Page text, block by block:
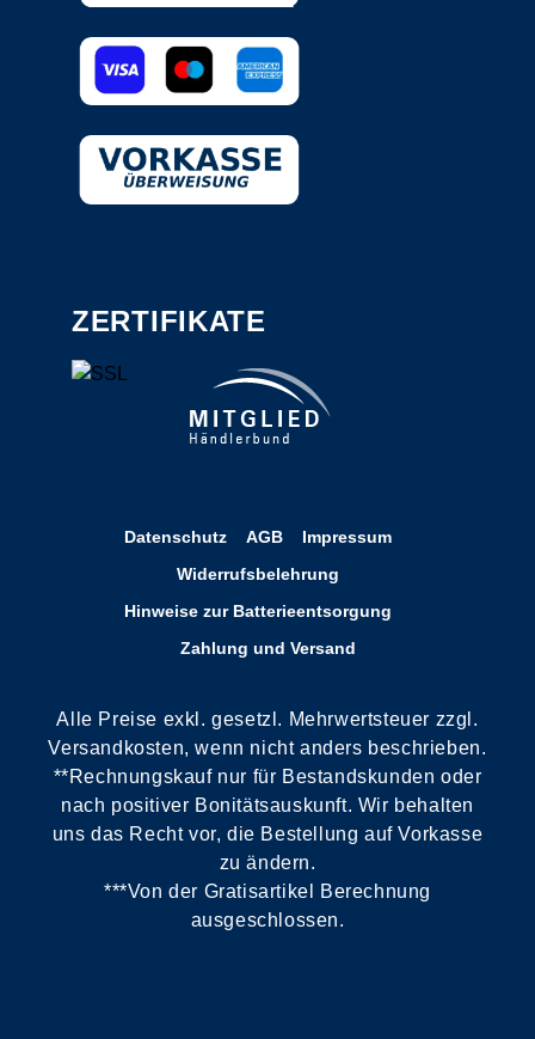
ZERTIFIKATE
Datenschutz AGB
Impressum
Widerrufsbelehrung
Hinweise zur Batterieentsorgung
Zahlung und Versand
Alle Preise exkl. gesetzl. Mehrwertsteuer zzgl.
Versandkosten, wenn nicht anders beschrieben.
**Rechnungskauf nur für Bestandskunden oder
nach positiver Bonitätsauskunft. Wir behalten
uns das Recht vor, die Bestellung auf Vorkasse
zu ändern.
***Von der Gratisartikel Berechnung
ausgeschlossen.